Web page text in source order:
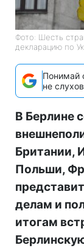
Фото: Шесть
декларацию по
Понимай
не
В Берлине
Британии,
Польши,
делам и
итогам